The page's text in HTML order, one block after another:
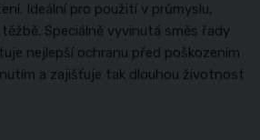
Ideální pro použití v průmyslu,
Speciálně vyvinutá směs řady
nejlepší ochranu před poškozením
a zajišťuje tak dlouhou životnost